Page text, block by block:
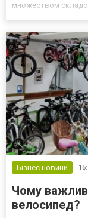
множеством
жесткости улучшают
Бізнес новини
Чому
велосипед?